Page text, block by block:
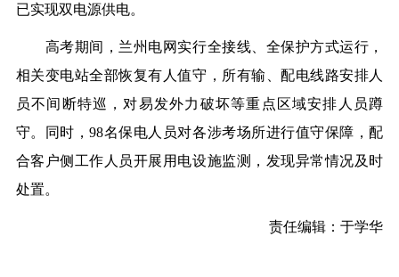
已实现双电源供电。
高考期间，兰州电网实行全接线、全保护方式运行，
相关变电站全部恢复有人值守，所有输、配电线路安排人
员不间断特巡，对易发外力破坏等重点区域安排人员蹲
守。同时，98名保电人员对各涉考场所进行值守保障，配
合客户侧工作人员开展用电设施监测，发现异常情况及时
处置。
责任编辑：于学华